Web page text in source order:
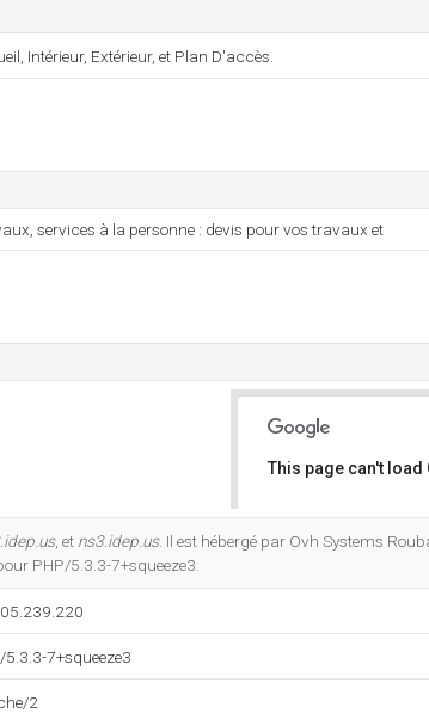
Intérieur, Extérieur, et Plan D'accès.
services à la personne : devis pour vos travaux et
This page can't
, et ns3.idep.us. Il est hébergé par Ovh Systems
PHP/5.3.3-7+squeeze3.
5.3.3-7+squeeze3
2